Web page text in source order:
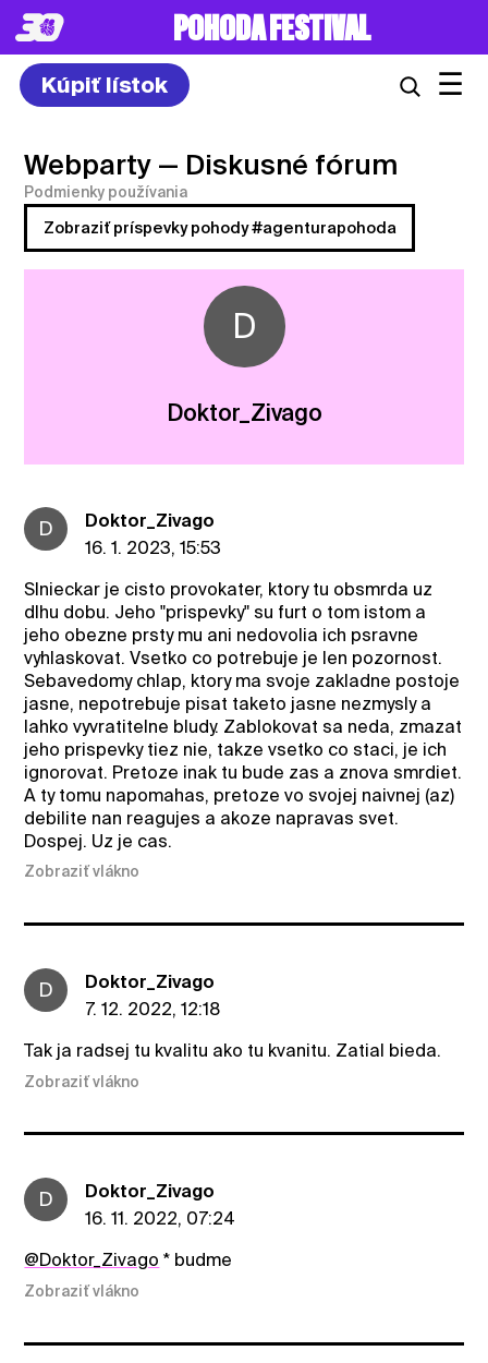
POHODA FESTIVAL
Kúpiť lístok ☰
Webparty — Diskusné fórum
Podmienky používania
Zobraziť príspevky pohody #agenturapohoda
D
Doktor_Zivago
D
Doktor_Zivago
16. 1. 2023, 15:53
Slnieckar je cisto provokater, ktory tu obsmrda uz
dlhu dobu. Jeho "prispevky" su furt o tom istom a
jeho obezne prsty mu ani nedovolia ich psravne
vyhlaskovat. Vsetko co potrebuje je len pozornost.
Sebavedomy chlap, ktory ma svoje zakladne postoje
jasne, nepotrebuje pisat taketo jasne nezmysly a
lahko vyvratitelne bludy. Zablokovat sa neda, zmazat
jeho prispevky tiez nie, takze vsetko co staci, je ich
ignorovat. Pretoze inak tu bude zas a znova smrdiet.
A ty tomu napomahas, pretoze vo svojej naivnej (az)
debilite nan reagujes a akoze napravas svet.
Dospej. Uz je cas.
Zobraziť vlákno
D
Doktor_Zivago
7. 12. 2022, 12:18
Tak ja radsej tu kvalitu ako tu kvanitu. Zatial bieda.
Zobraziť vlákno
D
Doktor_Zivago
16. 11. 2022, 07:24
@Doktor_Zivago * budme
Zobraziť vlákno